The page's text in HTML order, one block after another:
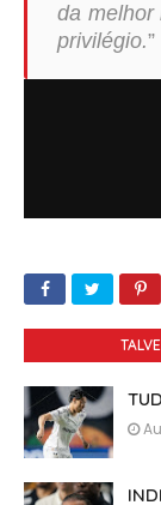
da melhor
privilégio.”